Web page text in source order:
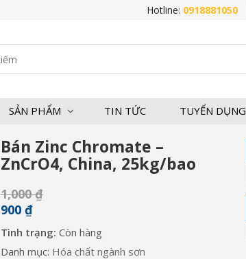
Hotline: 0918881050
SẢN PHẨM TIN TỨC TUYỂN DỤNG
Bán Zinc Chromate –
ZnCrO4, China, 25kg/bao
1,000₫
900 ₫
Tình trạng: Còn hàng
Danh mục: Hóa chất ngành sơn